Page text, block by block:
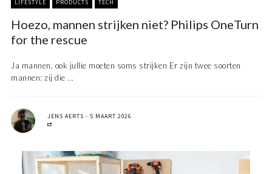
LIFESTYLE PRODUCTS TECH
Hoezo, mannen strijken niet? Philips OneTurn
for the rescue
Ja mannen, ook jullie moeten soms strijken Er zijn twee soorten
mannen: zij die ...
JENS AERTS 5 MAART 2026